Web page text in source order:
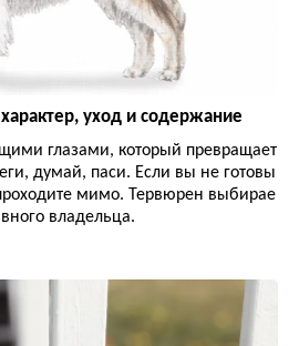
уход и содержание
глазами, который превращает
думай, паси. Если вы не готовы
мимо. Тервюрен выбирае
владельца.